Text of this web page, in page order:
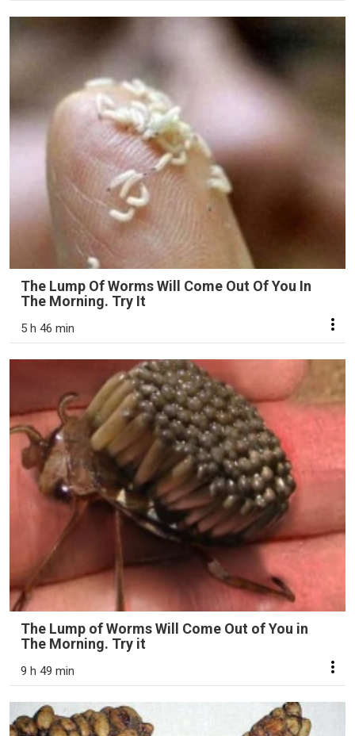
The Lump Of Worms Will Come Out Of You In
The Morning. Try It
5 h 46 min
The Lump of Worms Will Come Out of You in
The Morning. Try it
9 h 49 min